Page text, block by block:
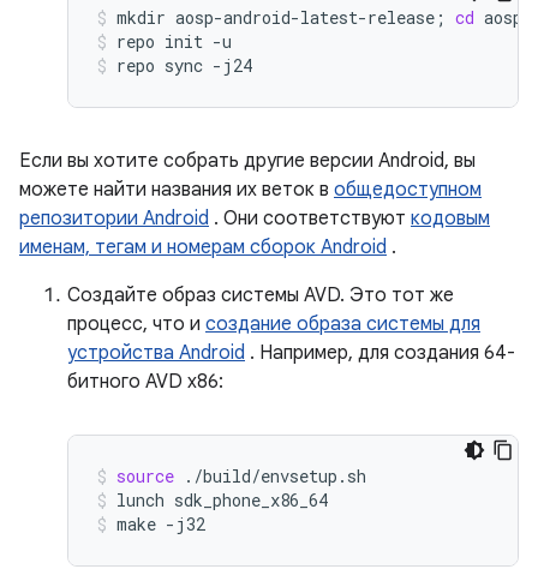
mkdir aosp-android-latest-release ; cd
repo init -u
repo sync -j24
Если вы хотите собрать другие версии Android, вы
можете найти названия их веток в общедоступном
репозитории Android . Они соответствуют кодовым
именам, тегам и номерам сборок Android .
Создайте образ системы AVD. Это тот же
процесс, что и создание образа системы для
устройства Android . Например, для создания 64-
битного AVD x86:
source ./build/envsetup.sh
lunch sdk_phone_x86_64
make -j32